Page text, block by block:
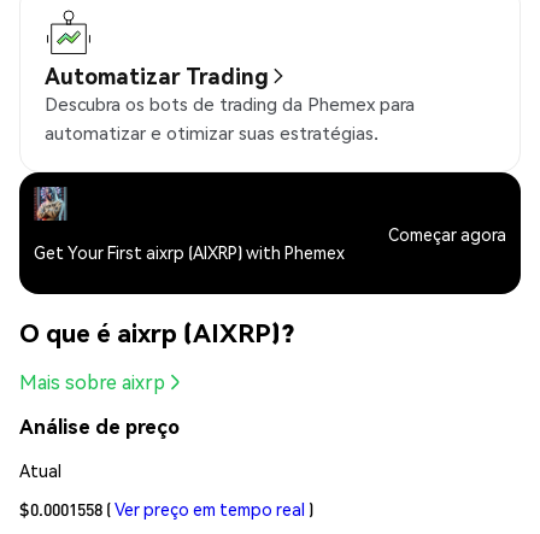
Automatizar Trading
Descubra os bots de trading da Phemex para
automatizar e otimizar suas estratégias.
Get Your First aixrp (AIXRP) with Phemex
Começar agora
O que é aixrp (AIXRP)?
Mais sobre aixrp
Análise de preço
Atual
$0.0001558 (Ver preço em tempo real )